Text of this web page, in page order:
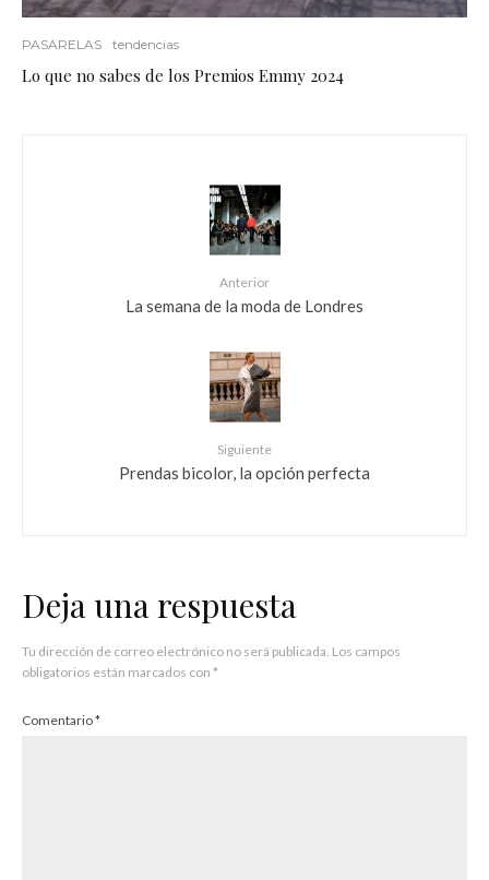
PASARELAS tendencias
Lo que no sabes de los Premios Emmy 2024
Anterior
La semana de la moda de Londres
Siguiente
Prendas bicolor, la opción perfecta
Deja una respuesta
Tu dirección de correo electrónico no será publicada. Los campos
obligatorios están marcados con *
Comentario*